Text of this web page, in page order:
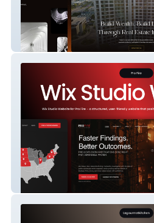
SR Equity Group
ProFire Alliance